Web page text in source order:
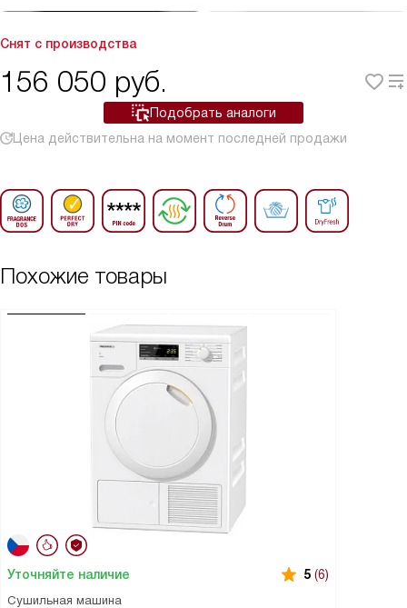
Снят с производства
156 050 руб.
Подобрать аналоги
Цена действительна на момент последней продажи
Похожие товары
Уточняйте наличие 5 (6)
Сушильная машина